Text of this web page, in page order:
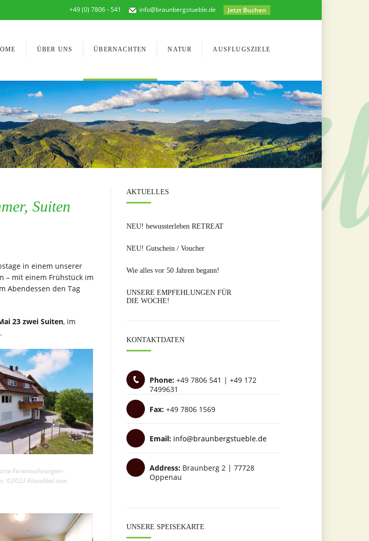
Jetzt Buchen
+49 (0) 7806 - 541 info@braunbergstueble.de
ÜBER UNS ÜBERNACHTEN NATUR AUSFLUGSZIELE
Suiten
in einem unserer
– mit einem Frühstück im
Abendessen den Tag
23 zwei Suiten, im
.
Ferienwohnungen-
©2023 KlausAbel.com
AKTUELLES
NEU! bewussterleben RETREAT
NEU! Gutschein / Voucher
Wie alles vor 50 Jahren begann!
UNSERE EMPFEHLUNGEN FÜR
DIE WOCHE!
KONTAKTDATEN
Phone: +49 7806 541 | +49 172
7499631
Fax: +49 7806 1569
Email: info@braunbergstueble.de
Address: Braunberg 2 | 77728
Oppenau
UNSERE SPEISEKARTE